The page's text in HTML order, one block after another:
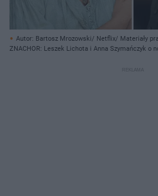
Autor: Bartosz Mrozowski/ Netflix/ Materiały
ZNACHOR: Leszek Lichota i Anna Szymańczyk o